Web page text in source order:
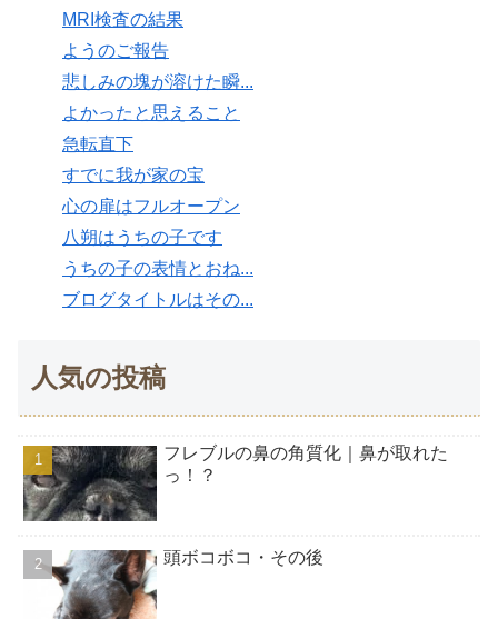
MRI検査の結果
ようのご報告
悲しみの塊が溶けた瞬...
よかったと思えること
急転直下
すでに我が家の宝
心の扉はフルオープン
八朔はうちの子です
うちの子の表情とおね...
ブログタイトルはその...
人気の投稿
フレブルの鼻の角質化｜鼻が取れた
っ！？
頭ボコボコ・その後